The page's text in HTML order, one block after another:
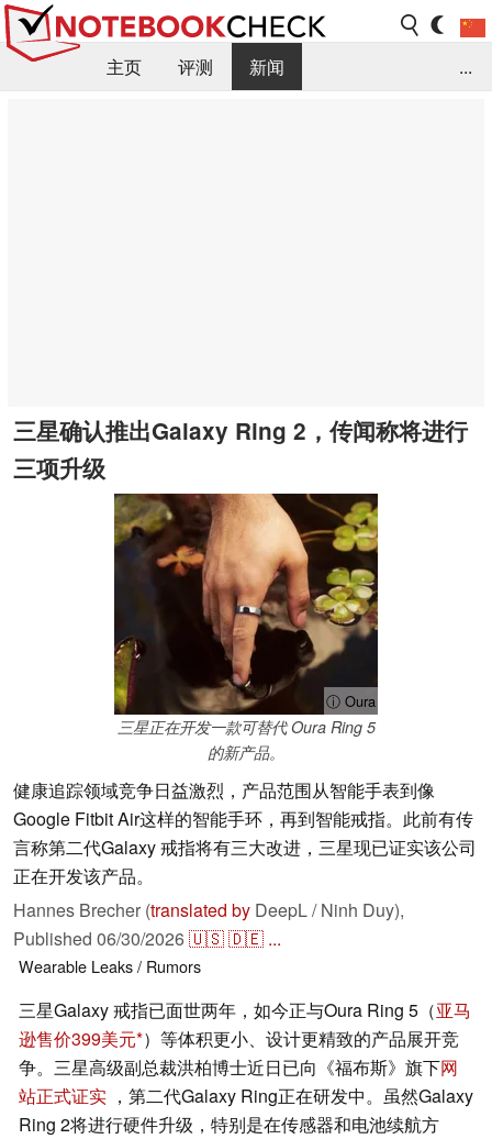
主页 评测
新闻
...
三星确认推出Galaxy Ring 2，传闻称将进行
三项升级
ⓘ Oura
三星正在开发一款可替代 Oura Ring 5
的新产品。
健康追踪领域竞争日益激烈，产品范围从智能手表到像
Google Fitbit Air这样的智能手环，再到智能戒指。此前有传
言称第二代Galaxy 戒指将有三大改进，三星现已证实该公司
正在开发该产品。
Hannes Brecher (translated by DeepL / Ninh Duy),
Published 06/30/2026🇺🇸🇩🇪 ...
Wearable Leaks / Rumors
三星Galaxy 戒指已面世两年，如今正与Oura Ring 5（亚马
逊售价399美元 ）等体积更小、设计更精致的产品展开竞
争。三星高级副总裁洪柏博士近日已向《福布斯》旗下网
站正式证实 ，第二代Galaxy Ring正在研发中。虽然Galaxy
Ring 2将进行硬件升级，特别是在传感器和电池续航方